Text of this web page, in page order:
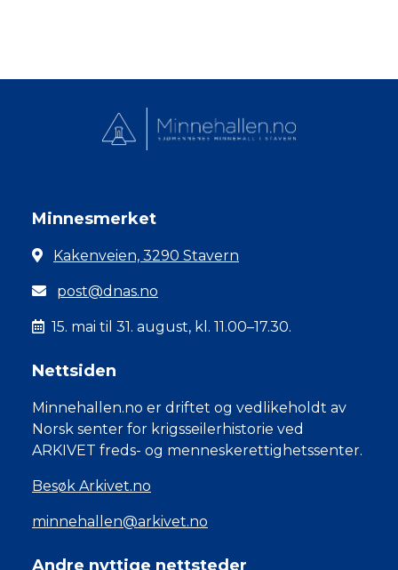
Minnesmerket
Kakenveien, 3290 Stavern
post@dnas.no
15. mai til 31. august, kl. 11.00–17.30.
Nettsiden
Minnehallen.no er driftet og vedlikeholdt av
Norsk senter for krigsseilerhistorie ved
ARKIVET freds- og menneskerettighetssenter.
Besøk Arkivet.no
minnehallen@arkivet.no
Andre nyttige nettsteder